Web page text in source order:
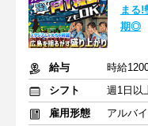
まる!
期◎
給与
時給
シフト
雇用形態
アルバ